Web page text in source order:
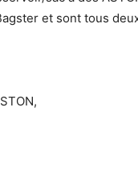
et sont tous